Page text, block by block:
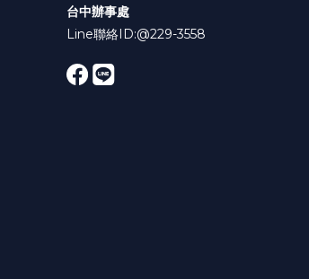
台中辦事處
Line聯絡ID:@229-3558